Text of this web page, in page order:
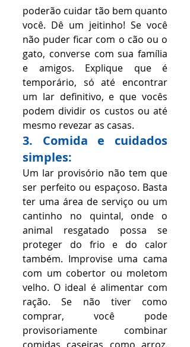
poderão cuidar tão bem quanto
você. Dê um jeitinho! Se você
não puder ficar com o cão ou o
gato, converse com sua família
e amigos. Explique que é
temporário, só até encontrar
um lar definitivo, e que vocês
podem dividir os custos ou até
mesmo revezar as casas.
3. Comida e cuidados
simples:
Um lar provisório não tem que
ser perfeito ou espaçoso. Basta
ter uma área de serviço ou um
cantinho no quintal, onde o
animal resgatado possa se
proteger do frio e do calor
também. Improvise uma cama
com um cobertor ou moletom
velho. O ideal é alimentar com
ração. Se não tiver como
comprar, você pode
provisoriamente combinar